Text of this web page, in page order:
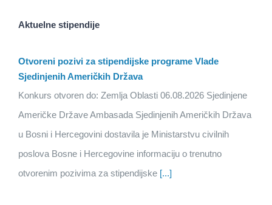
Aktuelne stipendije
Otvoreni pozivi za stipendijske programe Vlade
Sjedinjenih Američkih Država
Konkurs otvoren do: Zemlja Oblasti 06.08.2026 Sjedinjene
Američke Države Ambasada Sjedinjenih Američkih Država
u Bosni i Hercegovini dostavila je Ministarstvu civilnih
poslova Bosne i Hercegovine informaciju o trenutno
otvorenim pozivima za stipendijske [...]